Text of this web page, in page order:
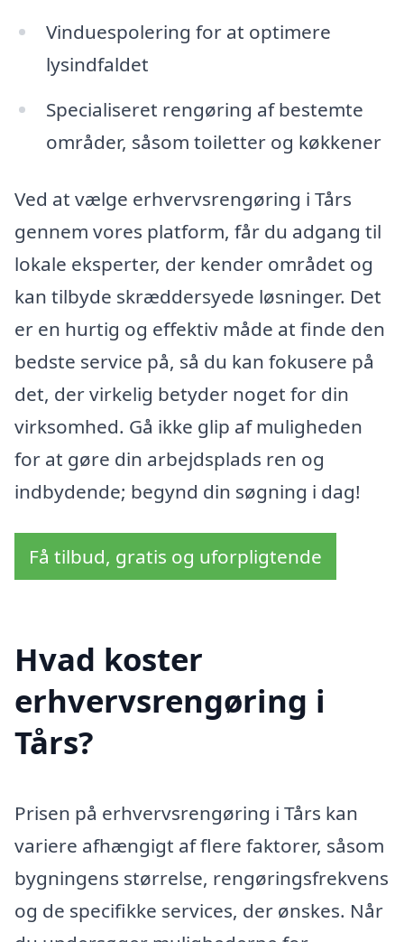
Vinduespolering for at optimere
lysindfaldet
Specialiseret rengøring af bestemte
områder, såsom toiletter og køkkener
Ved at vælge erhvervsrengøring i Tårs
gennem vores platform, får du adgang til
lokale eksperter, der kender området og
kan tilbyde skræddersyede løsninger. Det
er en hurtig og effektiv måde at finde den
bedste service på, så du kan fokusere på
det, der virkelig betyder noget for din
virksomhed. Gå ikke glip af muligheden
for at gøre din arbejdsplads ren og
indbydende; begynd din søgning i dag!
Få tilbud, gratis og uforpligtende
Hvad koster
erhvervsrengøring i
Tårs?
Prisen på erhvervsrengøring i Tårs kan
variere afhængigt af flere faktorer, såsom
bygningens størrelse, rengøringsfrekvens
og de specifikke services, der ønskes. Når